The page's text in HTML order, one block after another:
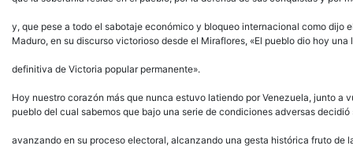
y, que pese a todo el sabotaje económico y bloqueo internacional como dijo
Maduro, en su discurso victorioso desde el Miraflores, «El pueblo dio hoy una
definitiva de Victoria popular permanente».
Hoy nuestro corazón más que nunca estuvo latiendo por Venezuela, junto a
pueblo del cual sabemos que bajo una serie de condiciones adversas decidió
avanzando en su proceso electoral, alcanzando una gesta histórica fruto de